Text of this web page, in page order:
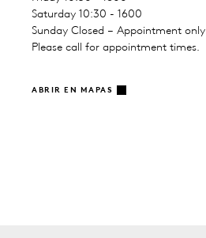
Saturday 10:30 - 1600
Sunday Closed – Appointment only
Please call for appointment times.
ABRIR EN MAPAS